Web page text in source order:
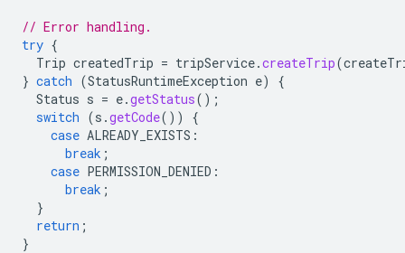
// Error handling.
try {
Trip createdTrip = tripService.createTrip(
} catch (StatusRuntimeException e)
{
Status s = e.getStatus();
switch (s .getCode())
{
case ALREADY_EXISTS :
break ;
case PERMISSION_DENIED :
break ;
}
return ;
}